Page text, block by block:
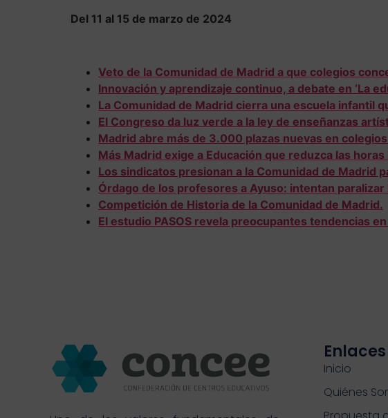
Del 11 al 15 de marzo de 2024
Veto de la Comunidad de Madrid a que colegios
Innovación y aprendizaje continuo, a debate en ‘La
La Comunidad de Madrid cierra una escuela infantil
El Congreso da luz verde a la ley de enseñanzas
Madrid abre más de 3.000 plazas nuevas en
Más Madrid exige a Educación que reduzca las
Los sindicatos presionan a la Comunidad de Madrid
Órdago de los profesores a Ayuso: intentan
Competición de Historia de la Comunidad de Madrid.
El estudio PASOS revela preocupantes tendencias
Inicio
Quiénes